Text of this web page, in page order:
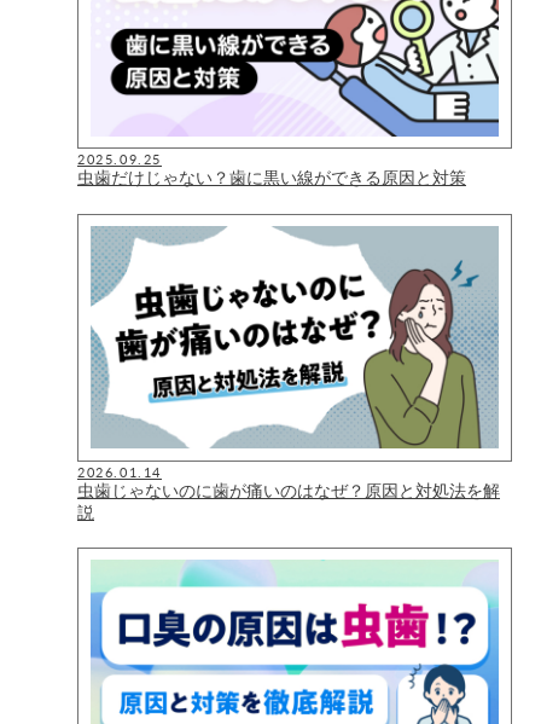
2025.09.25
虫歯だけじゃない？歯に黒い線ができる原因と対策
2026.01.14
虫歯じゃないのに歯が痛いのはなぜ？原因と対処法を解
説